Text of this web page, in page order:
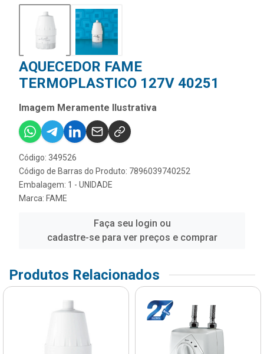
AQUECEDOR FAME
TERMOPLASTICO 127V 40251
Imagem Meramente Ilustrativa
Código: 349526
Código de Barras do Produto: 7896039740252
Embalagem: 1 - UNIDADE
Marca: FAME
Faça seu login ou
cadastre-se para ver preços e comprar
Produtos Relacionados